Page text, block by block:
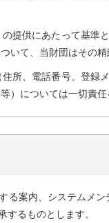
提供にあたって基準
いて、当財団はその
所、電話番号、登録
）については一切責
る案内、システムメ
するものとします。